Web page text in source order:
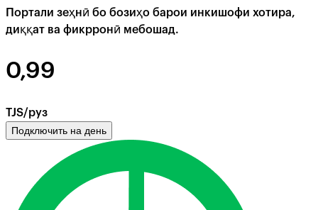
Портали зеҳнӣ бо бозиҳо барои инкишофи хотира,
диққат ва фикрронӣ мебошад.
0,99
TJS/руз
Подключить на день